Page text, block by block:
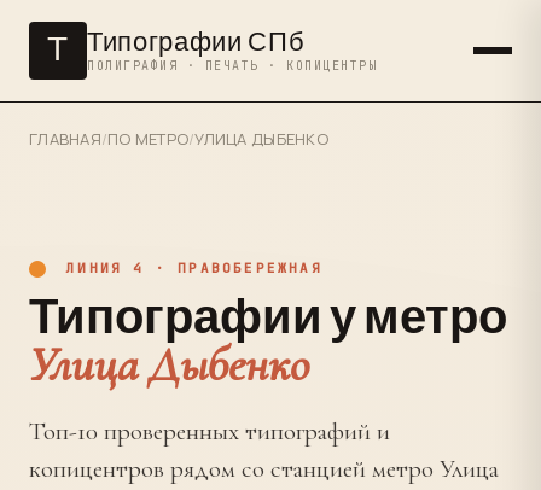
Т Типографии СПб
ПОЛИГРАФИЯ · ПЕЧАТЬ · КОПИЦЕНТРЫ
ГЛАВНАЯ/ПО МЕТРО/УЛИЦА ДЫБЕНКО
ЛИНИЯ 4 · ПРАВОБЕРЕЖНАЯ
Типографии у метро
Улица Дыбенко
Топ-10 проверенных типографий и
копицентров рядом со станцией метро Улица